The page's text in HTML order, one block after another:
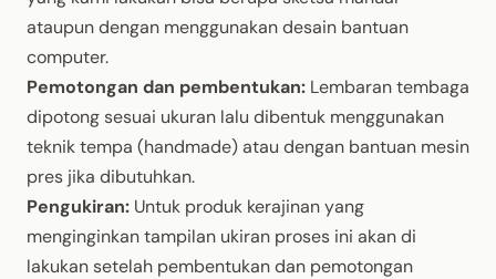
ataupun dengan menggunakan desain bantuan
computer.
Pemotongan dan pembentukan: Lembaran tembaga
dipotong sesuai ukuran lalu dibentuk menggunakan
teknik tempa (handmade) atau dengan bantuan mesin
pres jika dibutuhkan.
Pengukiran: Untuk produk kerajinan yang
menginginkan tampilan ukiran proses ini akan di
lakukan setelah pembentukan dan pemotongan